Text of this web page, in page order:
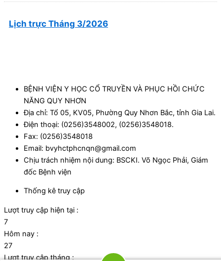
Lịch trực Tháng 3/2026
BỆNH VIỆN Y HỌC CỔ TRUYỀN VÀ PHỤC HỒI CHỨC
NĂNG QUY NHƠN
Địa chỉ: Tổ 05, KV05, Phường Quy Nhơn Bắc, tỉnh Gia Lai.
Điện thoại: (0256)3548002, (0256)3548018.
Fax: (0256)3548018
Email: bvyhctphcnqn@gmail.com
Chịu trách nhiệm nội dung: BSCKI. Võ Ngọc Phải, Giám
đốc Bệnh viện
Thống kê truy cập
Lượt truy cập hiện tại :
7
Hôm nay :
27
Lượt truy cập tháng :